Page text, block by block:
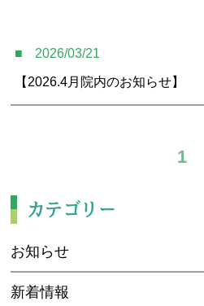
予約・お問合せ
2026/03/21
【2026.4月院内のお知らせ】
1
カテゴリー
お知らせ
新着情報